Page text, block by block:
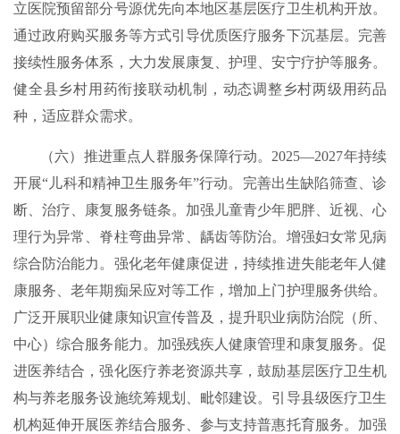
立医院预留部分号源优先向本地区基层医疗卫生机构开放。
通过政府购买服务等方式引导优质医疗服务下沉基层。完善
接续性服务体系，大力发展康复、护理、安宁疗护等服务。
健全县乡村用药衔接联动机制，动态调整乡村两级用药品
种，适应群众需求。
（六）推进重点人群服务保障行动。2025—2027年持续
开展“儿科和精神卫生服务年”行动。完善出生缺陷筛查、诊
断、治疗、康复服务链条。加强儿童青少年肥胖、近视、心
理行为异常、脊柱弯曲异常、龋齿等防治。增强妇女常见病
综合防治能力。强化老年健康促进，持续推进失能老年人健
康服务、老年期痴呆应对等工作，增加上门护理服务供给。
广泛开展职业健康知识宣传普及，提升职业病防治院（所、
中心）综合服务能力。加强残疾人健康管理和康复服务。促
进医养结合，强化医疗养老资源共享，鼓励基层医疗卫生机
构与养老服务设施统筹规划、毗邻建设。引导县级医疗卫生
机构延伸开展医养结合服务、参与支持普惠托育服务。加强